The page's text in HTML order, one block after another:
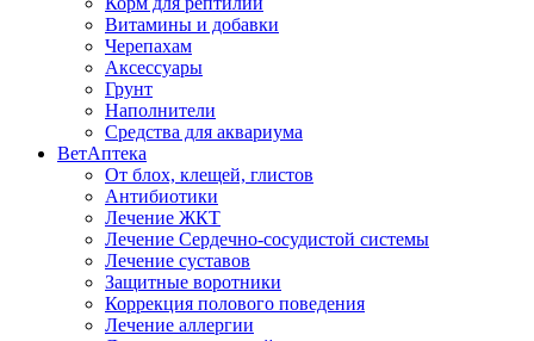
Витамины и добавки
Черепахам
Аксессуары
Грунт
Наполнители
Средства для аквариума
ВетАптека
От блох, клещей, глистов
Антибиотики
Лечение ЖКТ
Лечение Сердечно-сосудистой системы
Лечение суставов
Защитные воротники
Коррекция полового поведения
Лечение аллергии